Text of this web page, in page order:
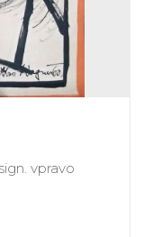
vpravo